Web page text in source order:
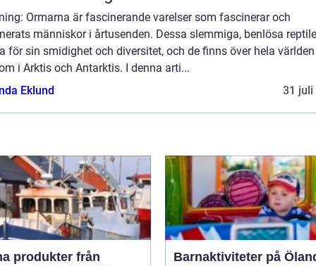
Ormarna är fascinerande varelser som fascinerar och
människor i årtusenden. Dessa slemmiga, benlösa
för sin smidighet och diversitet, och de finns över hela världen
i Arktis och Antarktis. I denna arti...
Eklund
31 juli
produkter från
Barnaktiviteter på